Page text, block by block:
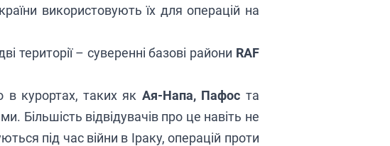
використовують їх для операцій на
території – суверенні базові райони RAF
в курортах, таких як Ая-Напа, Пафос та
Більшість відвідувачів про це навіть не
під час війни в Іраку, операцій проти